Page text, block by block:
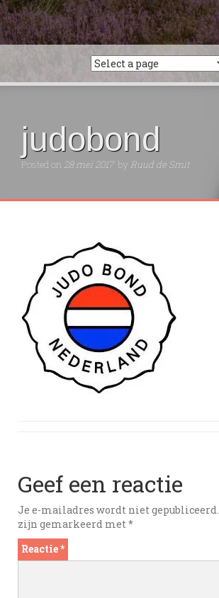
judobond
Posted on 28 mei 2017 by Ruud de Smit
Geef een reactie
Je e-mailadres wordt niet gepubliceerd.
zijn gemarkeerd met*
Reactie*